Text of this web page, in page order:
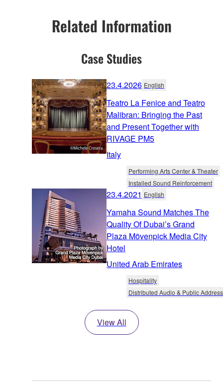
Related Information
Case Studies
23.4.2026 English
Teatro La Fenice and Teatro
Malibran: Bringing the Past
and Present Together with
RIVAGE PM5
Italy
Performing Arts Center & Theater
Installed Sound Reinforcement
23.4.2021 English
Yamaha Sound Matches The
Quality Of Dubai’s Grand
Plaza Mövenpick Media City
Hotel
United Arab Emirates
Hospitality
Distributed Audio & Public Address
View All